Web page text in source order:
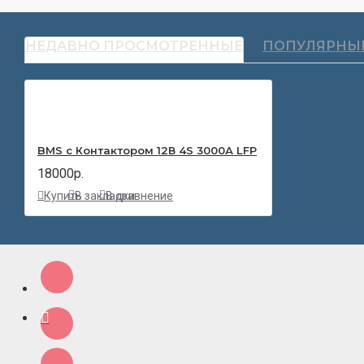
НЕДАВНО ПРОСМОТРЕННЫЕ
BMS с Контактором 12В 4S 3000А LFP
18000р.
КупитьВ закладкиВ сравнение